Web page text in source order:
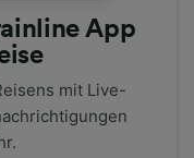
App
mit Live-